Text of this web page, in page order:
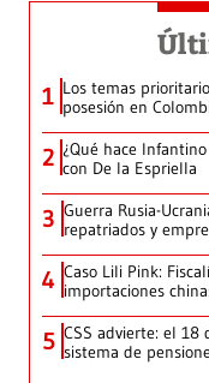
1 Los temas
posesión en
2 ¿Qué hace
con De la Espriella
3 Guerra Rusia-
repatriados y
4 Caso Lili Pink:
importaciones
5 CSS advierte: el 18
sistema de